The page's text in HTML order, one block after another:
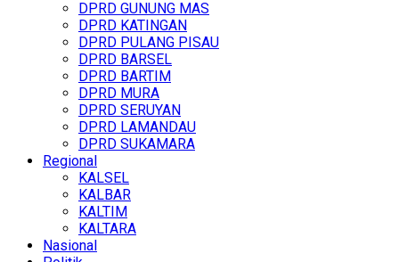
DPRD GUNUNG MAS
DPRD KATINGAN
DPRD PULANG PISAU
DPRD BARSEL
DPRD BARTIM
DPRD MURA
DPRD SERUYAN
DPRD LAMANDAU
DPRD SUKAMARA
Regional
KALSEL
KALBAR
KALTIM
KALTARA
Nasional